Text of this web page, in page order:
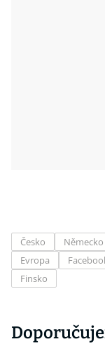
Česko Německo
Evropa
Finsko